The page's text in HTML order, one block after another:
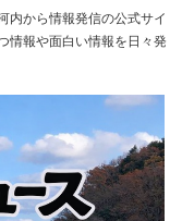
内から情報発信の公式サイ
情報や面白い情報を日々発